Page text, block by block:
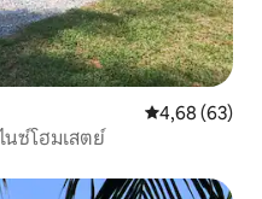
4,68 (63)
นซ์โฮมเสตย์